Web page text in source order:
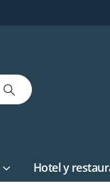
Hotel y